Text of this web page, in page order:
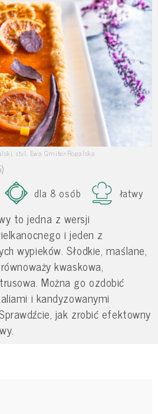
styl. Ewa Gmiter-Rogalska
dla 8 osób łatwy
to jedna z wersji
i jeden z
wypieków. Słodkie, maślane,
kwaskowa,
Można go ozdobić
i kandyzowanymi
jak zrobić efektowny